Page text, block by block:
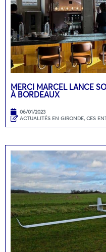
MERCI MARCEL LANCE
À BORDEAUX
06/01/2023
ACTUALITÉS EN GIRONDE, CES